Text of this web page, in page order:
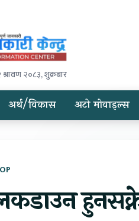
२०८३, शुक्रबार
अर्थ/विकास अटो मोवाइल्स